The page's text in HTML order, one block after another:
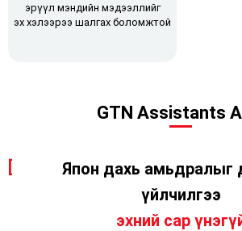
эрүүл мэндийн мэдээллийг
эх хэлээрээ шалгах боломжтой
GTN Assistants
Япон дахь амьдралыг
үйлчилгээ
эхний сар